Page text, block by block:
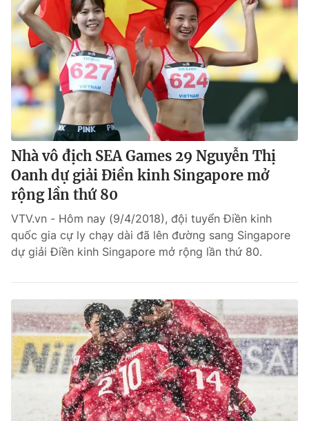
Nhà vô địch SEA Games 29 Nguyễn Thị
Oanh dự giải Điền kinh Singapore mở
rộng lần thứ 80
VTV.vn - Hôm nay (9/4/2018), đội tuyển Điền kinh
quốc gia cự ly chạy dài đã lên đường sang Singapore
dự giải Điền kinh Singapore mở rộng lần thứ 80.